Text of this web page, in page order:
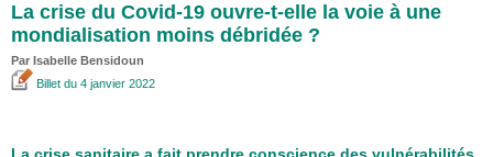
La crise du Covid-19 ouvre-t-elle la voie à une
mondialisation moins débridée ?
Par Isabelle Bensidoun
Billet du 4 janvier 2022